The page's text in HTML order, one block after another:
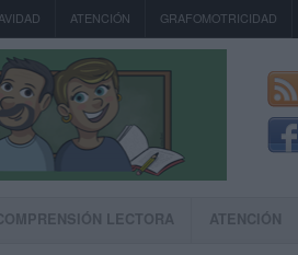
ATENCIÓN GRAFOMOTRICIDAD
LECTORA ATENCIÓN